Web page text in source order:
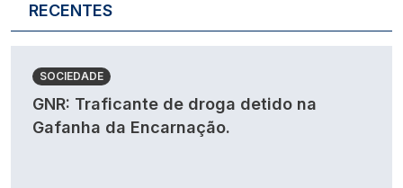
RECENTES
SOCIEDADE
GNR: Traficante de droga detido na
Gafanha da Encarnação.